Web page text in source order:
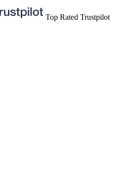
Top Rated Trustpilot